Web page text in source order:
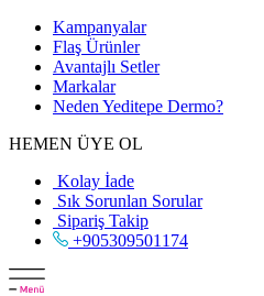
Kampanyalar
Flaş Ürünler
Avantajlı Setler
Markalar
Neden Yeditepe Dermo?
HEMEN ÜYE OL
Kolay İade
Sık Sorunlan Sorular
Sipariş Takip
+905309501174